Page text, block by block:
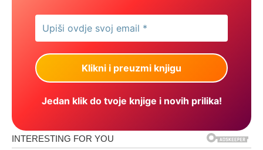
Jedan klik do tvoje knjige i novih prilika!